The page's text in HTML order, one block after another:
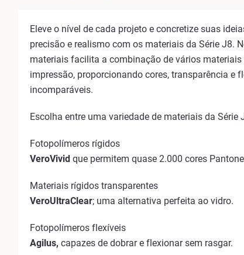
Eleve o nível de cada projeto e concretize suas
precisão e realismo com os materiais da Série J8.
materiais facilita a combinação de vários materiais
impressão, proporcionando cores, transparência e
incomparáveis.
Escolha entre uma variedade de materiais da Série
Fotopolímeros rígidos
VeroVivid que permitem quase 2.000 cores Pantone
Materiais rígidos transparentes
VeroUltraClear; uma alternativa perfeita ao vidro.
Fotopolímeros flexíveis
Agilus, capazes de dobrar e flexionar sem rasgar.